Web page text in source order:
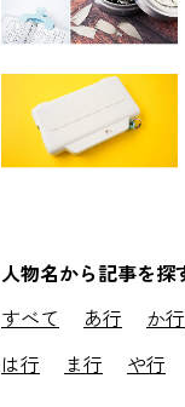
人物名から記事を探
すべて あ行 か行
は行
ま行 や行